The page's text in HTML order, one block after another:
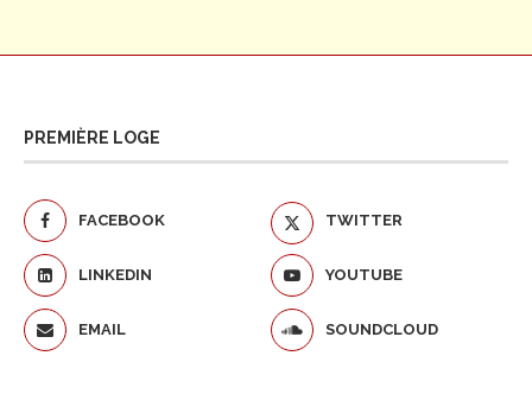
PREMIÈRE LOGE
FACEBOOK TWITTER
LINKEDIN YOUTUBE
EMAIL SOUNDCLOUD